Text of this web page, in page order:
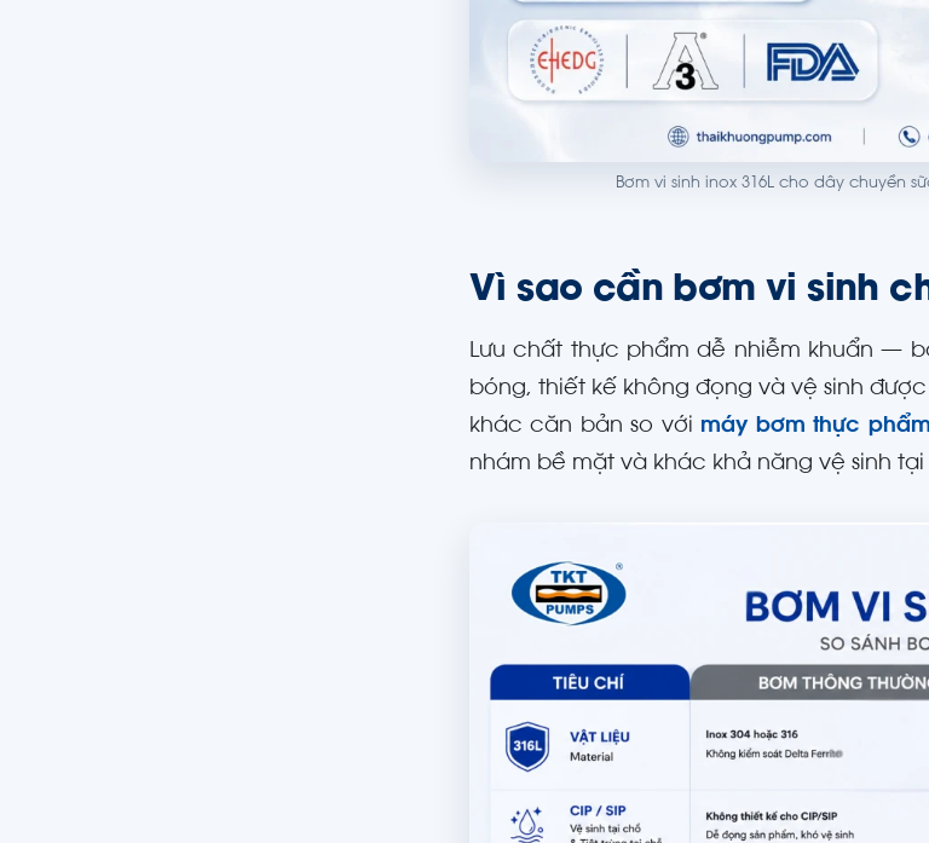
Bơm vi sinh inox 316L cho dây chuyền
Vì sao cần bơm vi sinh
Lưu chất thực phẩm dễ nhiễm khuẩn —
bóng, thiết kế không đọng và vệ sinh
khác căn bản so với máy bơm thực phẩm
nhám bề mặt và khác khả năng vệ sinh